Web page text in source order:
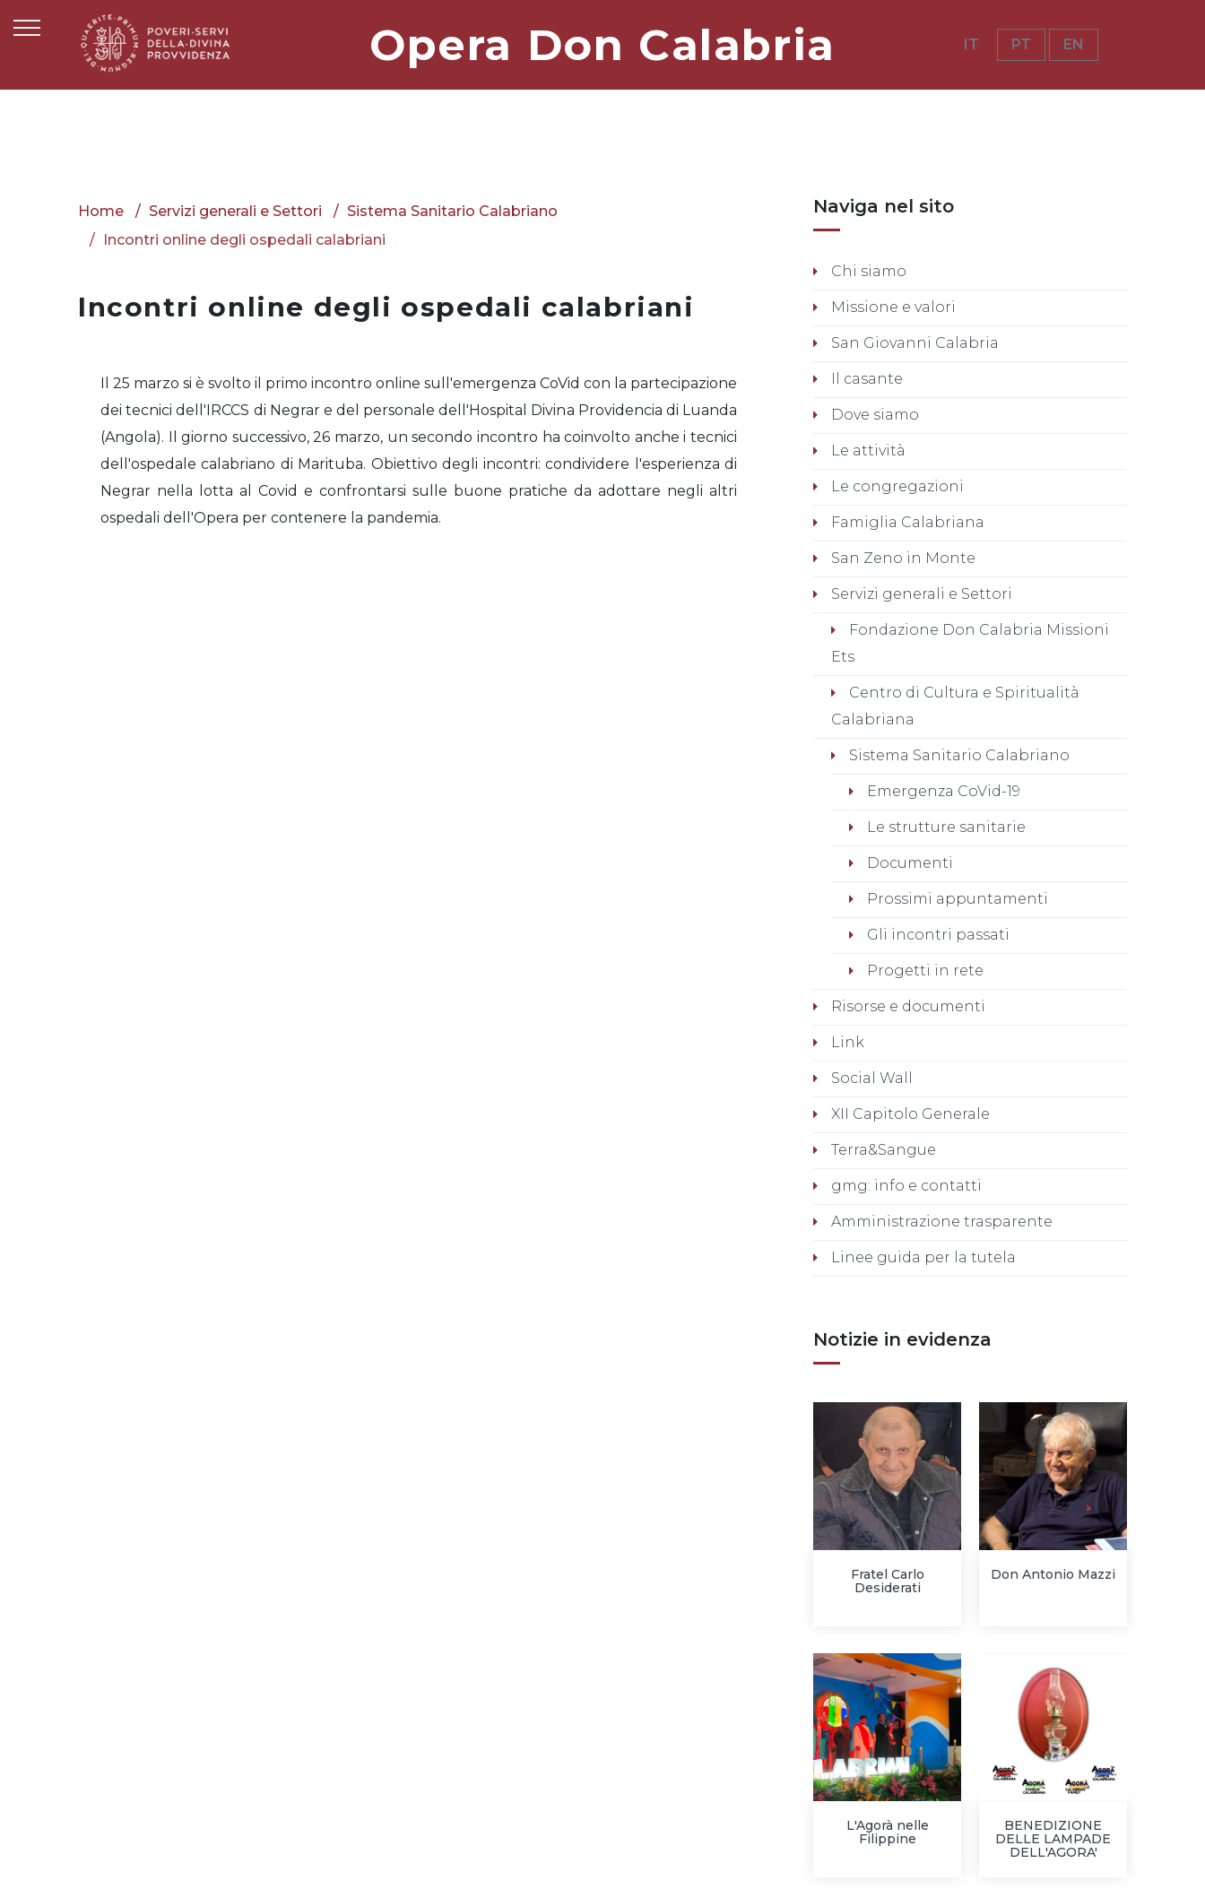
Opera Don Calabria IT PT EN
Home Servizi generali e Settori
Sistema Sanitario Calabriano
Incontri online degli ospedali calabriani
Incontri online degli ospedali calabriani
Il 25 marzo si è svolto il primo incontro online sull'emergenza CoVid con la partecipazione
dei tecnici dell'IRCCS di Negrar e del personale dell'Hospital Divina Providencia di Luanda
(Angola). Il giorno successivo, 26 marzo, un secondo incontro ha coinvolto anche i tecnici
dell'ospedale calabriano di Marituba. Obiettivo degli incontri: condividere l'esperienza di
Negrar nella lotta al Covid e confrontarsi sulle buone pratiche da adottare negli altri
ospedali dell'Opera per contenere la pandemia.
Naviga nel sito
Chi siamo
Missione e valori
San Giovanni Calabria
Il casante
Dove siamo
Le attività
Le congregazioni
Famiglia Calabriana
San Zeno in Monte
Servizi generali e Settori
Fondazione Don Calabria Missioni
Ets
Centro di Cultura e Spiritualità
Calabriana
Sistema Sanitario Calabriano
Emergenza CoVid-19
Le strutture sanitarie
Documenti
Prossimi appuntamenti
Gli incontri passati
Progetti in rete
Risorse e documenti
Link
Social Wall
XII Capitolo Generale
Terra&Sangue
gmg: info e contatti
Amministrazione trasparente
Linee guida per la tutela
Notizie in evidenza
Fratel Carlo
Desiderati
Don Antonio Mazzi
L'Agorà nelle
Filippine
BENEDIZIONE
DELLE LAMPADE
DELL'AGORA'